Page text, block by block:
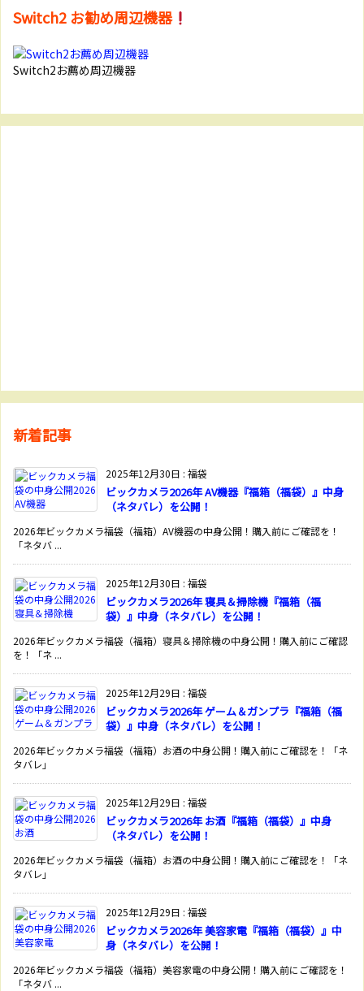
Switch2 お勧め周辺機器
Switch2お薦め周辺機器
新着記事
2025年12月30日 : 福袋
ビックカメラ2026年 AV機器『福箱（福袋）』中身
（ネタバレ）を公開！
2026年ビックカメラ福袋（福箱）AV機器の中身公開！購入前にご確認を！
「ネタバ ...
2025年12月30日 : 福袋
ビックカメラ2026年 寝具＆掃除機『福箱（福
袋）』中身（ネタバレ）を公開！
2026年ビックカメラ福袋（福箱）寝具＆掃除機の中身公開！購入前にご確認
を！「ネ ...
2025年12月29日 : 福袋
ビックカメラ2026年 ゲーム＆ガンプラ『福箱（福
袋）』中身（ネタバレ）を公開！
2026年ビックカメラ福袋（福箱）お酒の中身公開！購入前にご確認を！「ネ
タバレ」
2025年12月29日 : 福袋
ビックカメラ2026年 お酒『福箱（福袋）』中身
（ネタバレ）を公開！
2026年ビックカメラ福袋（福箱）お酒の中身公開！購入前にご確認を！「ネ
タバレ」
2025年12月29日 : 福袋
ビックカメラ2026年 美容家電『福箱（福袋）』中
身（ネタバレ）を公開！
2026年ビックカメラ福袋（福箱）美容家電の中身公開！購入前にご確認を！
「ネタバ ...